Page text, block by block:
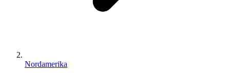
Nordamerika